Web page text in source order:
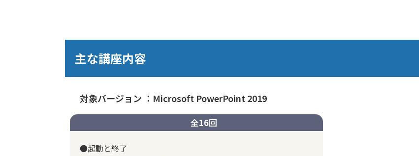
主な講座内容
対象バージョン ：Microsoft PowerPoint 2019
全16回
●起動と終了